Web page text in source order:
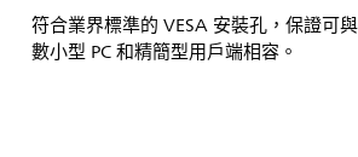
符合業界標準的 VESA 安裝孔，保證可
數小型 PC 和精簡型用戶端相容。